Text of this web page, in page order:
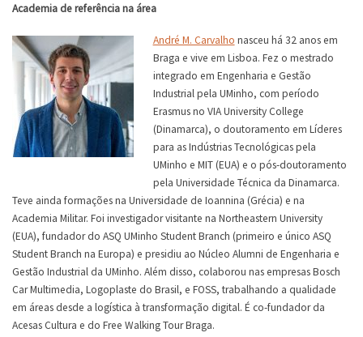
Academia de referência na área
André M. Carvalho nasceu há 32 anos em
Braga e vive em Lisboa. Fez o mestrado
integrado em Engenharia e Gestão
Industrial pela UMinho, com período
Erasmus no VIA University College
(Dinamarca), o doutoramento em Líderes
para as Indústrias Tecnológicas pela
UMinho e MIT (EUA) e o pós-doutoramento
pela Universidade Técnica da Dinamarca.
Teve ainda formações na Universidade de Ioannina (Grécia) e na
Academia Militar. Foi investigador visitante na Northeastern University
(EUA), fundador do ASQ UMinho Student Branch (primeiro e único ASQ
Student Branch na Europa) e presidiu ao Núcleo Alumni de Engenharia e
Gestão Industrial da UMinho. Além disso, colaborou nas empresas Bosch
Car Multimedia, Logoplaste do Brasil, e FOSS, trabalhando a qualidade
em áreas desde a logística à transformação digital. É co-fundador da
Acesas Cultura e do Free Walking Tour Braga.